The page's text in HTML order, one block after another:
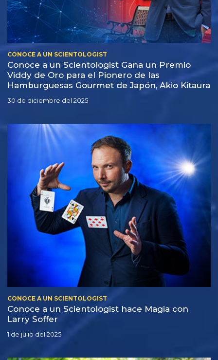
CONOCE A UN SCIENTOLOGIST
Conoce a un Scientologist Gana un Premio
Viddy de Oro para el Pionero de las
Hamburguesas Gourmet de Japón, Akio Kitaura
30 de diciembre del 2025
CONOCE A UN SCIENTOLOGIST
Conoce a un Scientologist hace Magia con
Larry Soffer
1 de julio del 2025